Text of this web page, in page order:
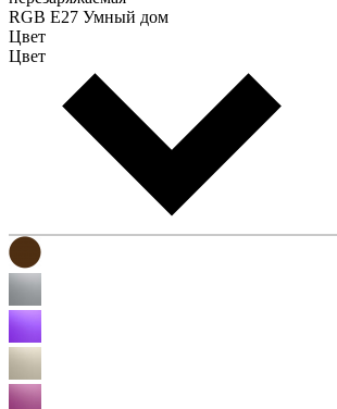
RGB E27 Умный дом
Цвет
Цвет